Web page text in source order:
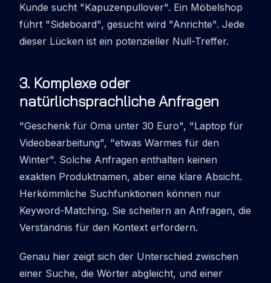
Kunde sucht "Kapuzenpullover". Ein Möbelshop
führt "Sideboard", gesucht wird "Anrichte". Jede
dieser Lücken ist ein potenzieller Null-Treffer.
3. Komplexe oder
natürlichsprachliche Anfragen
"Geschenk für Oma unter 30 Euro", "Laptop für
Videobearbeitung", "etwas Warmes für den
Winter". Solche Anfragen enthalten keinen
exakten Produktnamen, aber eine klare Absicht.
Herkömmliche Suchfunktionen können nur
Keyword-Matching. Sie scheitern an Anfragen, die
Verständnis für den Kontext erfordern.
Genau hier zeigt sich der Unterschied zwischen
einer Suche, die Wörter abgleicht, und einer